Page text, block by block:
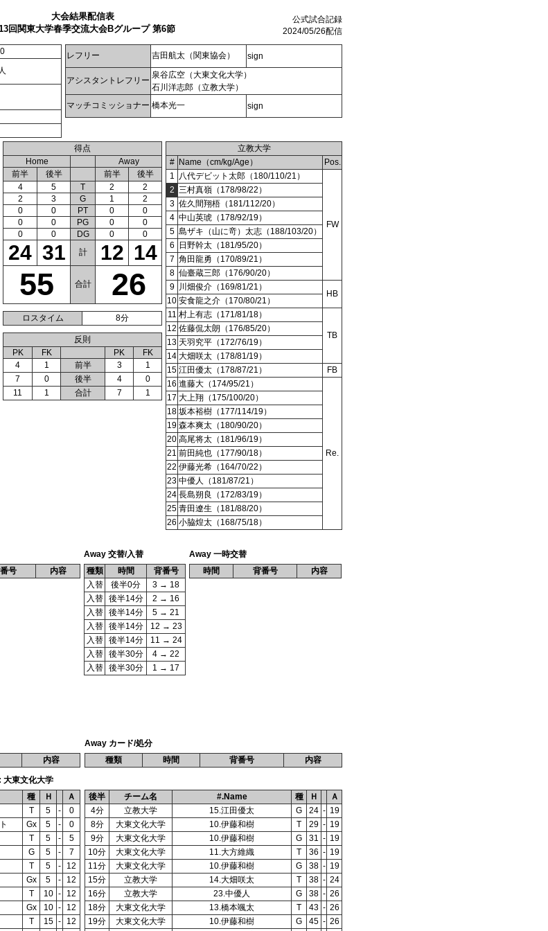
公式試合記録
2024/05/26配信
大会結果配信表
回関東大学春季交流大会Bグループ 第6節
レフリー 吉田航太（関東協会） sign
アシスタントレフリー
泉谷広空（大東文化大学）
石川洋志郎（立教大学）
マッチコミッショナー 橋本光一 sign
立教大学
#
Name（cm/kg/Age）
Pos.
1 八代デビット太郎（180/110/21）
FW
2 三村真嶺（178/98/22）
3 佐久間翔梧（181/112/20）
4 中山英琥（178/92/19）
5 島ザキ（山に竒）太志（188/103/20）
6
日野幹太（181/95/20）
7 角田龍勇（170/89/21）
8 仙臺蔵三郎（176/90/20）
9
川畑俊介（169/81/21）
HB
10 安食龍之介（170/80/21）
11 村上有志（171/81/18）
TB
12 佐藤侃太朗（176/85/20）
13 天羽究平（172/76/19）
14 大畑咲太（178/81/19）
15 江田優太（178/87/21）
FB
16 進藤大（174/95/21）
Re.
17 大上翔（175/100/20）
18 坂本裕樹（177/114/19）
19 森本爽太（180/90/20）
20 高尾将太（181/96/19）
21 前田純也（177/90/18）
22 伊藤光希（164/70/22）
23 中優人（181/87/21）
24 長島朔良（172/83/19）
25 青田遼生（181/88/20）
26 小脇煌太（168/75/18）
得点
Home
Away
前半
後半 前半
後半
4
5 T 2
2
2
3 G 1
2
0
0 PT 0
0
0
0 PG 0
0
0
0 DG 0 0
24 31 計 12 14
55 合計 26
ロスタイム 8分
反則
PK
FK PK
FK
4
1 前半 3
1
7
0 後半 4
0
11
1 合計 7 1
号 内容
Away 交替/入替
種類
時間
背番号
入替
後半0分
3 → 18
入替
後半14分
2 → 16
入替
後半14分
5 → 21
入替
後半14分
12 → 23
入替
後半14分
11 → 24
入替
後半30分
4 → 22
入替
後半30分 1 → 17
Away 一時交替
時間
背番号 内容
内容
Away カード/処分
種類
時間 背番号 内容
東文化大学
種 Ｈ
Ａ
T 5 -
0
Gx 5 -
0
T 5 -
5
G 5 -
7
T 5 -
12
Gx 5 -
12
T 10 -
12
Gx 10 -
12
T 15 -
12
後半 チーム名 #.Name 種 Ｈ
Ａ
4分
立教大学 15.江田優太 G 24 - 19
8分
大東文化大学 10.伊藤和樹 T 29 - 19
9分
大東文化大学 10.伊藤和樹 G 31 - 19
10分
大東文化大学 11.大方維織 T 36 - 19
11分
大東文化大学 10.伊藤和樹 G 38 - 19
15分
立教大学 14.大畑咲太 T 38 - 24
16分
立教大学 23.中優人 G 38 - 26
18分
大東文化大学 13.橋本颯太 T 43 - 26
19分
大東文化大学 10.伊藤和樹 G 45 - 26